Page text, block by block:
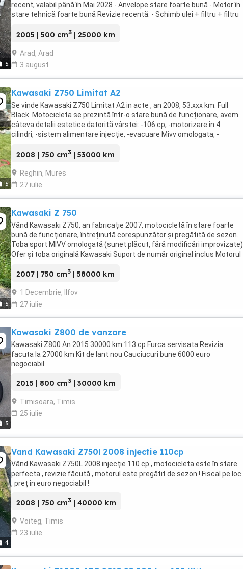
5
recent, valabil până în Mai 2028 - Anvelope stare foarte bună - Motor în
stare tehnică foarte bună Revizie recentă: - Schimb ulei + filtru + filtru
2005 | 500 cm3 | 25000 km
Arad, Arad
3 august
5
Kawasaki Z750 Limitat A2
Se vinde Kawasaki Z750 Limitat A2 in acte , an 2008, 53.xxx km. Full
Black. Motocicleta se prezintă într-o stare bună de funcționare, avem
câteva detalii estetice datorită vârstei: -106 cp, -motorizare în 4
cilindri, -sistem alimentare injecție, -evacuare Mivv omologata, -
2008 | 750 cm3 | 53000 km
Reghin, Mures
27 iulie
5
Kawasaki Z 750
Vând Kawasaki Z750, an fabricație 2007, motocicletă în stare foarte
bună de funcționare, întreținută corespunzător și pregătită de sezon.
Toba sport MIVV omologată (sunet plăcut, fără modificări improvizate)
Ofer și toba originală Kawasaki Suport de număr original inclus Motorul
2007 | 750 cm3 | 58000 km
1 Decembrie, Ilfov
27 iulie
5
Kawasaki Z800 de vanzare
Kawasaki Z800 An 2015 30000 km 113 cp Furca servisata Revizia
facuta la 27000 km Kit de lant nou Cauciucuri bune 6000 euro
negociabil
2015 | 800 cm3 | 30000 km
Timisoara, Timis
25 iulie
4
Vand Kawasaki Z750l 2008 injectie 110cp
Vând Kawasaki Z750L 2008 injecție 110 cp , motocicleta este în stare
perfecta , revizie făcută , motorul este pregătit de sezon ! Fiscal pe loc
, preț în euro negociabil !
2008 | 750 cm3 | 40000 km
Voiteg, Timis
23 iulie